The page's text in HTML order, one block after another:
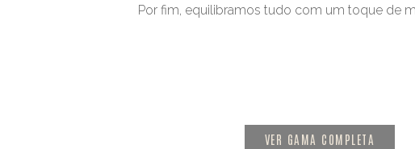
Por fim, equilibramos tudo com um toque de
VER GAMA COMPLETA